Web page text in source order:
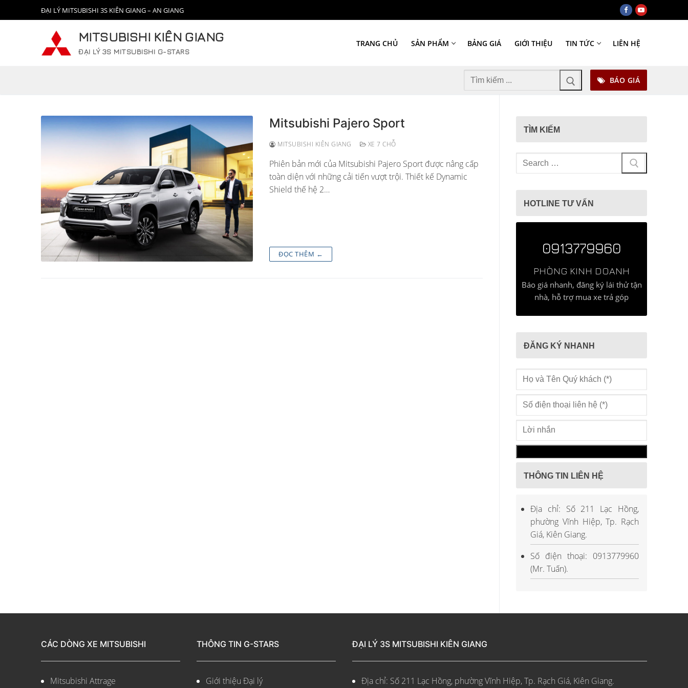
đến
ĐẠI LÝ MITSUBISHI 3S KIÊN GIANG – AN GIANG
MITSUBISHI KIÊN GIANG
ĐẠI LÝ 3S MITSUBISHI G-STARS
TRANG CHỦ SẢN PHẨM BẢNG GIÁ GIỚI THIỆU TIN TỨC LIÊN HỆ
Tìm
BÁO GIÁ
Mitsubishi Pajero Sport
MITSUBISHI KIÊN GIANG XE 7 CHỖ
Phiên bản mới của Mitsubishi Pajero Sport được nâng cấp
toàn diện với những cải tiến vượt trội. Thiết kế Dynamic
Shield thế hệ 2…
ĐỌC THÊM ←
TÌM KIẾM
Tìm
kiếm
HOTLINE TƯ VẤN
0913779960
PHÒNG KINH DOANH
Báo giá nhanh, đăng ký lái thử tận
nhà, hỗ trợ mua xe trả góp
ĐĂNG KÝ NHANH
THÔNG TIN LIÊN HỆ
Địa chỉ: Số 211 Lạc Hồng,
phường Vĩnh Hiệp, Tp. Rạch
Giá, Kiên Giang.
Số điện thoại: 0913779960
(Mr. Tuấn).
CÁC DÒNG XE MITSUBISHI
Mitsubishi Attrage
THÔNG TIN G-STARS
Giới thiệu Đại lý
ĐẠI LÝ 3S MITSUBISHI KIÊN GIANG
Địa chỉ: Số 211 Lạc Hồng, phường Vĩnh Hiệp, Tp. Rạch Giá, Kiên Giang.